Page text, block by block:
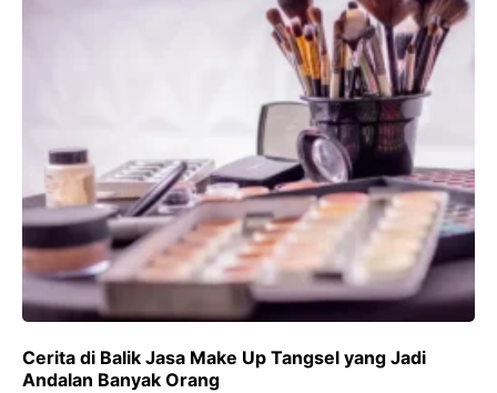
Cerita di Balik Jasa Make Up Tangsel yang Jadi
Andalan Banyak Orang